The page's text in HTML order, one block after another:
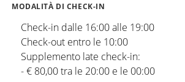
MODALITÀ DI CHECK-IN
Check-in dalle 16:00 alle 19:00
Check-out entro le 10:00
Supplemento late check-in:
- € 80,00 tra le 20:00 e le 00:00